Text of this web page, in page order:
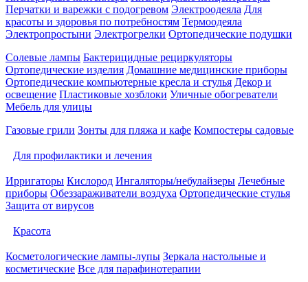
Перчатки и варежки с подогревом Электроодеяла Для
красоты и здоровья по потребностям Термоодеяла
Электропростыни Электрогрелки Ортопедические подушки
Солевые лампы Бактерицидные рециркуляторы
Ортопедические изделия Домашние медицинские приборы
Ортопедические компьютерные кресла и стулья Декор и
освещение Пластиковые хозблоки Уличные обогреватели
Мебель для улицы
Газовые грили Зонты для пляжа и кафе Компостеры садовые
Для профилактики и лечения
Ирригаторы Кислород Ингаляторы/небулайзеры Лечебные
приборы Обеззараживатели воздуха Ортопедические стулья
Защита от вирусов
Красота
Косметологические лампы-лупы Зеркала настольные и
косметические Все для парафинотерапии